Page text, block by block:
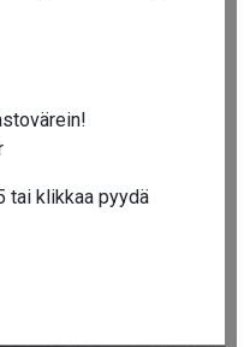
tai klikkaa pyydä